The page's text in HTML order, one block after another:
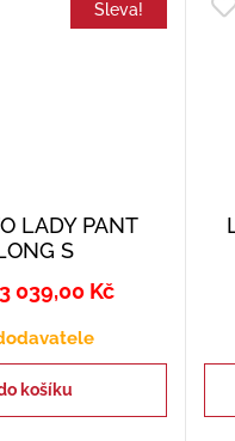
Sleva!
LADY PANT
S
3 039,00 Kč
košíku